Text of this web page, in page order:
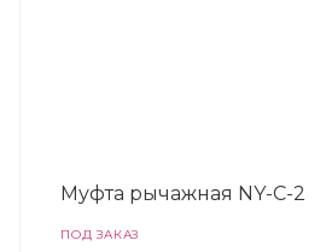
Муфта рычажная NY-C-2
ПОД ЗАКАЗ